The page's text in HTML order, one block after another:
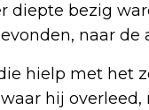
diepte bezig
naar
hielp met het
hij